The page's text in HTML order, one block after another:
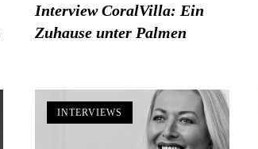
Interview CoralVilla: Ein
Zuhause unter Palmen
INTERVIEWS